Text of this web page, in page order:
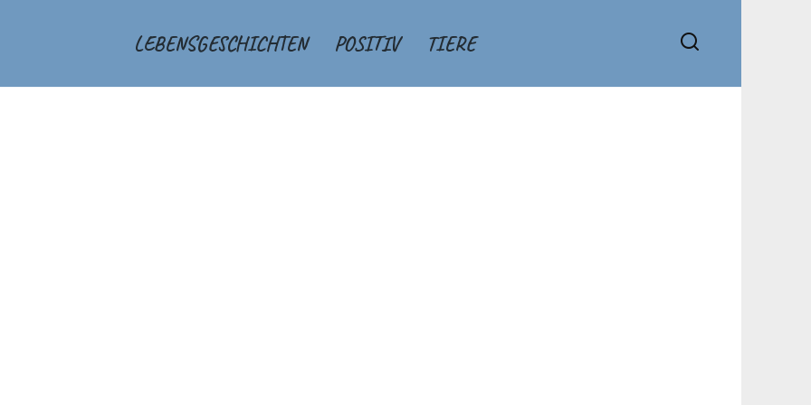
LEBENSGESCHICHTEN POSITIV TIERE